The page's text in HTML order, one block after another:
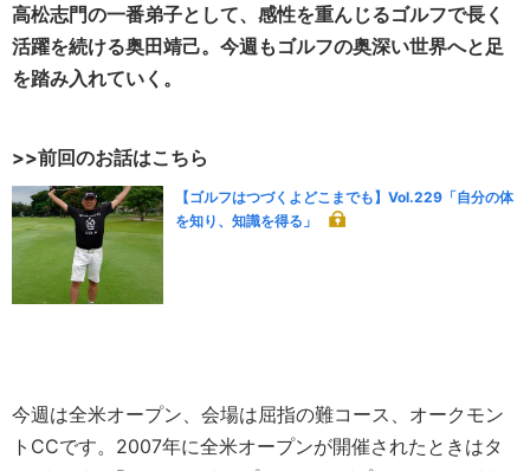
高松志門の一番弟子として、感性を重んじるゴルフで長く
活躍を続ける奥田靖己。今週もゴルフの奥深い世界へと足
を踏み入れていく。
>>前回のお話はこちら
【ゴルフはつづくよどこまでも】Vol.229「自分の体
を知り、知識を得る」
今週は全米オープン、会場は屈指の難コース、オークモン
トCCです。2007年に全米オープンが開催されたときはタ